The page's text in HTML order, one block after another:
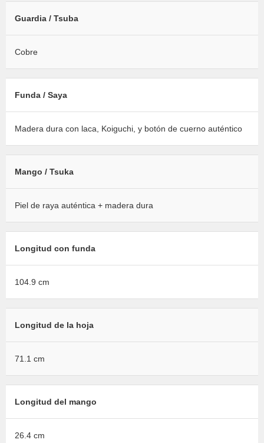
Guardia / Tsuba
Cobre
Funda / Saya
Madera dura con laca, Koiguchi, y botón de cuerno auténtico
Mango / Tsuka
Piel de raya auténtica + madera dura
Longitud con funda
104.9 cm
Longitud de la hoja
71.1 cm
Longitud del mango
26.4 cm